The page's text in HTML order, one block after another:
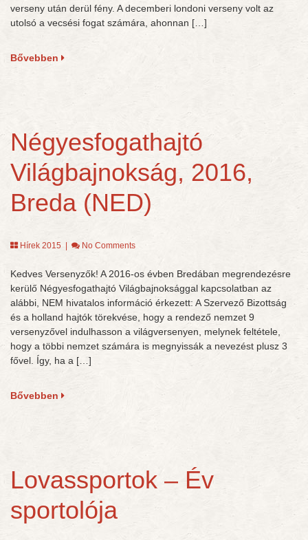
verseny után derül fény. A decemberi londoni verseny volt az
utolsó a vecsési fogat számára, ahonnan […]
Bővebben
Négyesfogathajtó
Világbajnokság, 2016,
Breda (NED)
Hírek 2015 No Comments
Kedves Versenyzők! A 2016-os évben Bredában megrendezésre
kerülő Négyesfogathajtó Világbajnoksággal kapcsolatban az
alábbi, NEM hivatalos információ érkezett: A Szervező Bizottság
és a holland hajtók törekvése, hogy a rendező nemzet 9
versenyzővel indulhasson a világversenyen, melynek feltétele,
hogy a többi nemzet számára is megnyissák a nevezést plusz 3
fővel. Így, ha a […]
Bővebben
Lovassportok – Év
sportolója